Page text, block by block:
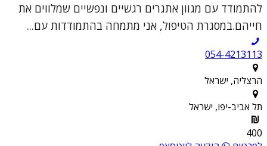
להתמודד עם מגוון אתגרים רגשיים ונפשיים שמלווים את
חייהם.במסגרת הטיפול, אני מתמחה בהתמודדות עם...
054-4213113
הרצליה, ישראל
תל אביב-יפו, ישראל
400